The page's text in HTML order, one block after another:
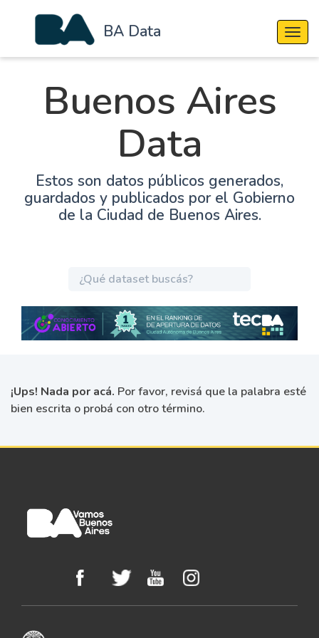
BA Data
Buenos Aires
Data
Estos son datos públicos generados,
guardados y publicados por el Gobierno
de la Ciudad de Buenos Aires.
¡Ups! Nada por acá. Por favor, revisá que la palabra esté
bien escrita o probá con otro término.